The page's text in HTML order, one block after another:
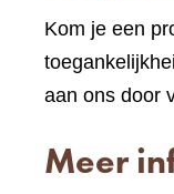
Kom je een
aan ons door
Meer